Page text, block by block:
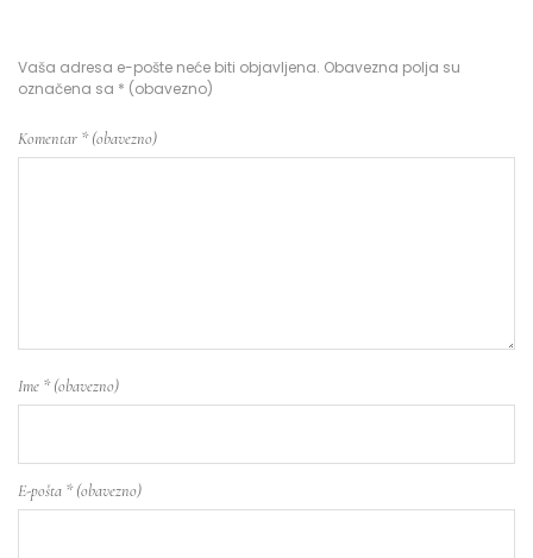
Vaša adresa e-pošte neće biti objavljena. Obavezna polja su
označena sa * (obavezno)
Komentar * (obavezno)
Ime * (obavezno)
E-pošta * (obavezno)